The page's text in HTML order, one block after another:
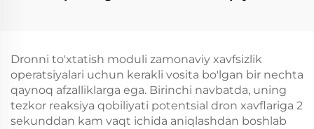
bilan)
Dronni to'xtatish moduli zamonaviy xavfsizlik
operatsiyalari uchun kerakli vosita bo'lgan bir nechta
qaynoq afzalliklarga ega. Birinchi navbatda, uning
tezkor reaksiya qobiliyati potentsial dron xavflariga 2
sekunddan kam vaqt ichida aniqlashdan boshlab